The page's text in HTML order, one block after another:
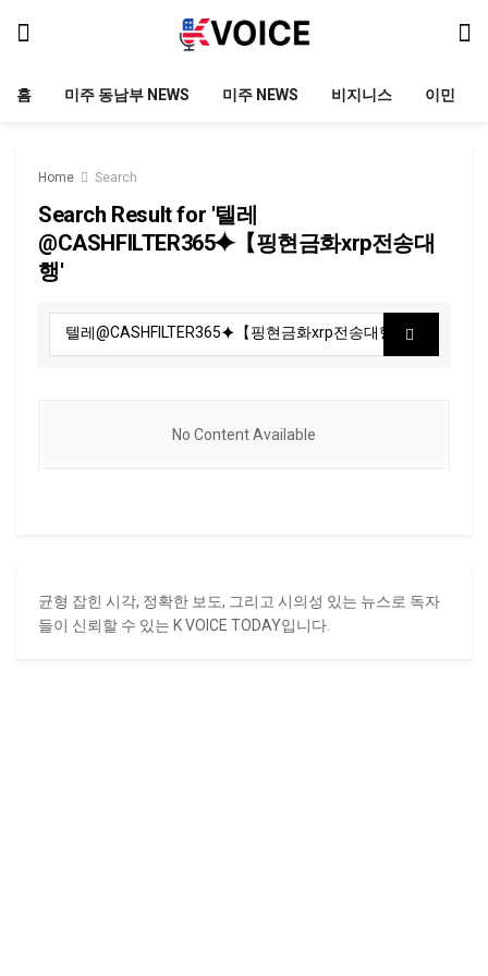
홈 미주 동남부 NEWS 미주 NEWS 비지니스 이민
Home Search
Search Result for '텔레
@CASHFILTER365⯌【핑현금화xrp전송대
행'
No Content Available
균형 잡힌 시각, 정확한 보도, 그리고 시의성 있는 뉴스로 독자
들이 신뢰할 수 있는 K VOICE TODAY입니다.